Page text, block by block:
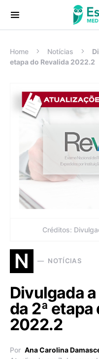
Procurar:
Home Notícias
etapa do Revalida 2022.2
Créditos:
N NOTÍCIAS
Divulgada
da 2ª etapa
2022.2
Por Ana Carolina